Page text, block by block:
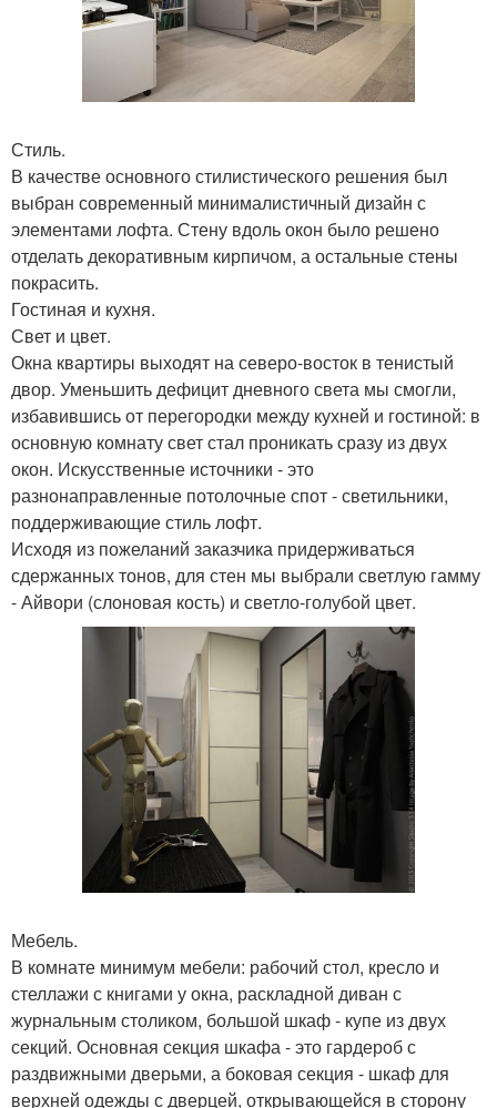
Стиль.
В качестве основного стилистического решения был
выбран современный минималистичный дизайн с
элементами лофта. Стену вдоль окон было решено
отделать декоративным кирпичом, а остальные стены
покрасить.
Гостиная и кухня.
Свет и цвет.
Окна квартиры выходят на северо-восток в тенистый
двор. Уменьшить дефицит дневного света мы смогли,
избавившись от перегородки между кухней и гостиной: в
основную комнату свет стал проникать сразу из двух
окон. Искусственные источники - это
разнонаправленные потолочные спот - светильники,
поддерживающие стиль лофт.
Исходя из пожеланий заказчика придерживаться
сдержанных тонов, для стен мы выбрали светлую гамму
- Айвори (слоновая кость) и светло-голубой цвет.
Мебель.
В комнате минимум мебели: рабочий стол, кресло и
стеллажи с книгами у окна, раскладной диван с
журнальным столиком, большой шкаф - купе из двух
секций. Основная секция шкафа - это гардероб с
раздвижными дверьми, а боковая секция - шкаф для
верхней одежды с дверцей, открывающейся в сторону